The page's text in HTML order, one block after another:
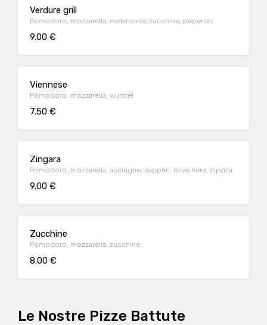
Verdure grill
Pomodoro, mozzarella, melanzane, zucchine, peperoni
9.00 €
Viennese
Pomodoro, mozzarella, wurstel
7.50 €
Zingara
Pomodoro, mozzarella, acciughe, capperi, olive nere, cipolla
9.00 €
Zucchine
Pomodoro, mozzarella, zucchine
8.00 €
Le Nostre Pizze Battute